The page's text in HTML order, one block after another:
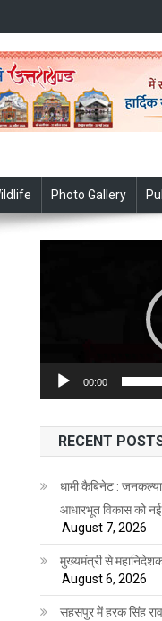
Photo Gallery
00:00
RECENT
धामी कैबिनेट :
आधारभूत विकास को
August 7, 2026
मुख्यमंत्री से
August 6, 2026
सहसपुर में हरक सिंह